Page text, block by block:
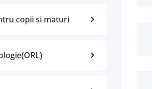
copii si maturi